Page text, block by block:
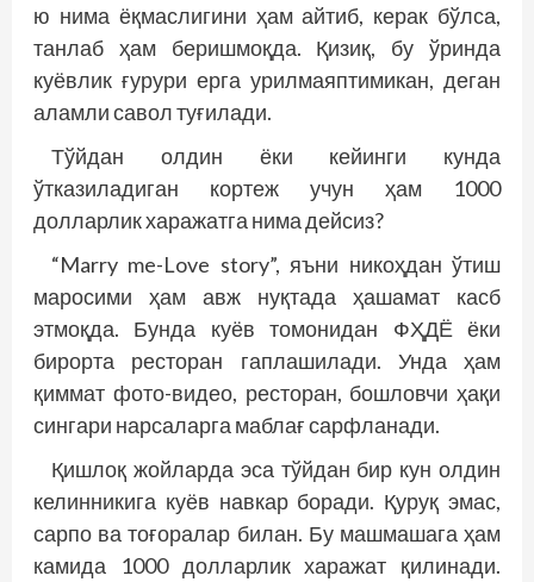
ю нима ёқмаслигини ҳам айтиб, керак бўлса,
танлаб ҳам беришмоқда. Қизиқ, бу ўринда
куёвлик ғурури ерга урилмаяптимикан, деган
аламли савол туғилади.
Тўйдан олдин ёки кейинги кунда
ўтказиладиган кортеж учун ҳам 1000
долларлик харажатга нима дейсиз?
“Marry me-Love story”, яъни никоҳдан ўтиш
маросими ҳам авж нуқтада ҳашамат касб
этмоқда. Бунда куёв томонидан ФҲДЁ ёки
бирорта ресторан гаплашилади. Унда ҳам
қиммат фото-видео, ресторан, бошловчи ҳақи
сингари нарсаларга маблағ сарфланади.
Қишлоқ жойларда эса тўйдан бир кун олдин
келинникига куёв навкар боради. Қуруқ эмас,
сарпо ва тоғоралар билан. Бу машмашага ҳам
камида 1000 долларлик харажат қилинади.